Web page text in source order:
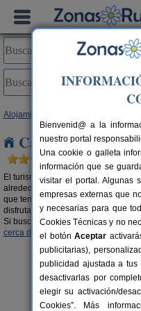
Alojamientos
Casas rurales
El turismo rural es mucho más que
alrededor. Si buscas
que tenemos una amplia oferta
disfrutar de la belleza que nos
Si buscas un contraste diferente, te
cerca de la nieve en Zamora.
Bienvenid@ a la
nuestro portal
Una cookie o galleta
información que se
visitar el portal. Algunas
empresas externas que
y necesarias para que
Cookies Técnicas y no
el botónAceptar
publicitarias),
publicidad ajustada a tus
desactivarlas por
elegir su activación/
Cookies”. Más